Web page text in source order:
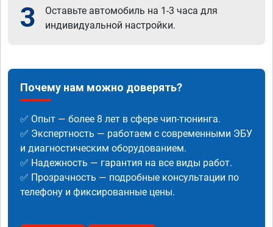
3
Оставьте автомобиль на 1-3 часа для
индивидуальной настройки.
Почему нам можно доверять?
✅ Опыт — более 8 лет в сфере чип-тюнинга.
✅ Экспертность — работаем с современными ЭБУ
и диагностическим оборудованием.
✅ Надежность — гарантия на все виды работ.
✅ Прозрачность — подробные консультации по
телефону и фиксированные цены.